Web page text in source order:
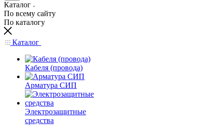
Каталог
По всему сайту
По каталогу
Каталог
Кабеля (провода)
Арматура СИП
Электрозащитные
средства